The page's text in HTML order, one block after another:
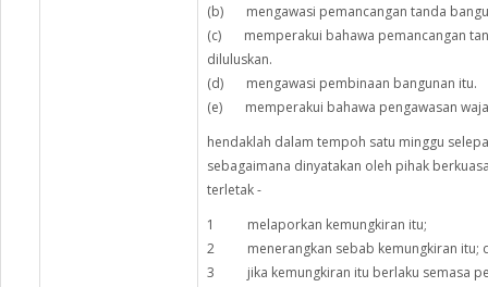
(b) mengawasi pemancangan tanda
(c) memperakui bahawa pemancangan
diluluskan.
(d) mengawasi pembinaan bangunan itu.
(e) memperakui bahawa pengawasan
hendaklah dalam tempoh satu minggu
sebagaimana dinyatakan oleh pihak
terletak -
1 melaporkan kemungkiran itu;
2 menerangkan sebab kemungkiran itu;
3 jika kemungkiran itu berlaku semasa